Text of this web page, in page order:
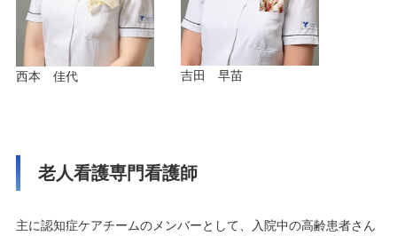
西本 佳代 吉田 早苗
老人看護専門看護師
主に認知症ケアチームのメンバーとして、入院中の高齢患者さん